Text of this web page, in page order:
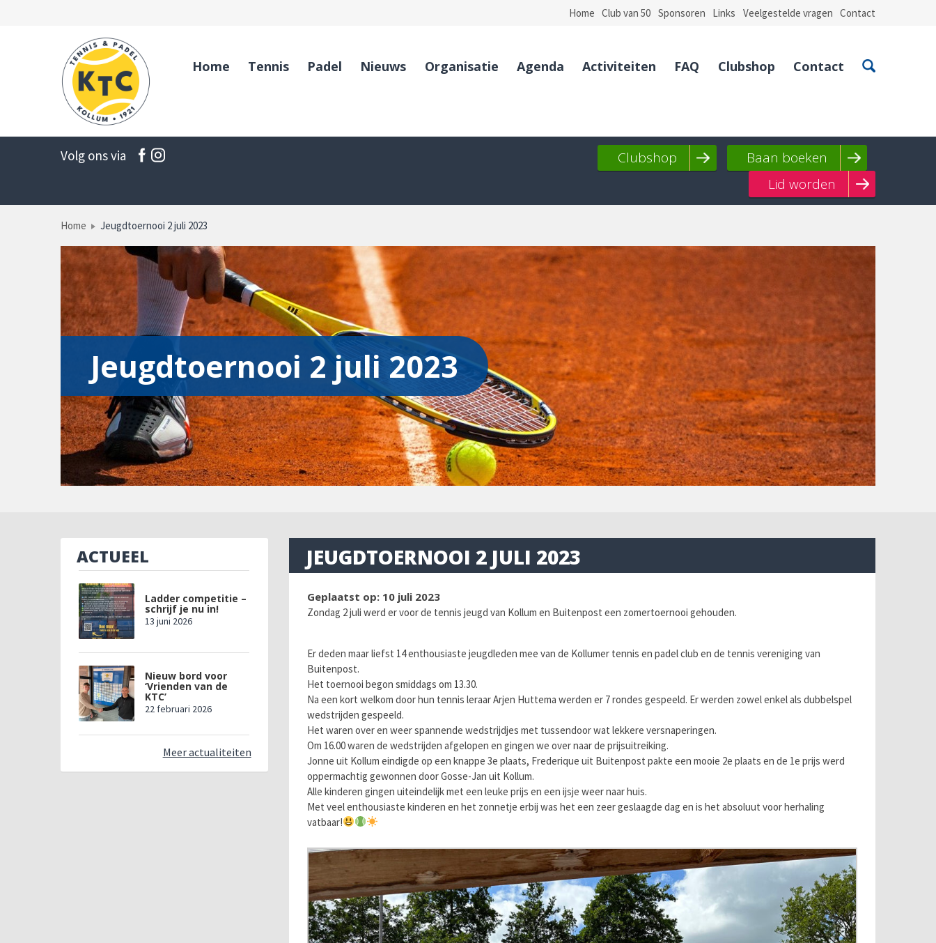
Home Club van 50 Sponsoren Links Veelgestelde vragen Contact
Home Tennis Padel Nieuws Organisatie Agenda Activiteiten FAQ Clubshop Contact
Volg ons via Clubshop
Baan boeken
Lid worden
Home Jeugdtoernooi 2 juli 2023
Jeugdtoernooi 2 juli 2023
JEUGDTOERNOOI 2 JULI 2023
Geplaatst op: 10 juli 2023
Zondag 2 juli werd er voor de tennis jeugd van Kollum en Buitenpost een zomertoernooi gehouden.
Er deden maar liefst 14 enthousiaste jeugdleden mee van de Kollumer tennis en padel club en de tennis vereniging van
Buitenpost.
Het toernooi begon smiddags om 13.30.
Na een kort welkom door hun tennis leraar Arjen Huttema werden er 7 rondes gespeeld. Er werden zowel enkel als dubbelspel
wedstrijden gespeeld.
Het waren over en weer spannende wedstrijdjes met tussendoor wat lekkere versnaperingen.
Om 16.00 waren de wedstrijden afgelopen en gingen we over naar de prijsuitreiking.
Jonne uit Kollum eindigde op een knappe 3e plaats, Frederique uit Buitenpost pakte een mooie 2e plaats en de 1e prijs werd
oppermachtig gewonnen door Gosse-Jan uit Kollum.
Alle kinderen gingen uiteindelijk met een leuke prijs en een ijsje weer naar huis.
Met veel enthousiaste kinderen en het zonnetje erbij was het een zeer geslaagde dag en is het absoluut voor herhaling
vatbaar!
ACTUEEL
Ladder competitie –
schrijf je nu in!
13 juni 2026
Nieuw bord voor
‘Vrienden van de
KTC’
22 februari 2026
Meer actualiteiten